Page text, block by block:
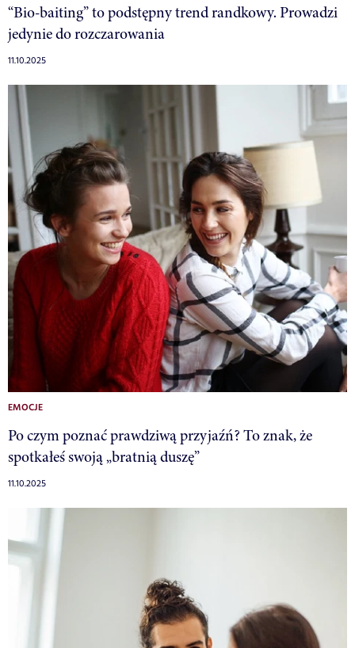
“Bio-baiting” to podstępny trend randkowy. Prowadzi
jedynie do rozczarowania
11.10.2025
EMOCJE
Po czym poznać prawdziwą przyjaźń? To znak, że
spotkałeś swoją „bratnią duszę”
11.10.2025